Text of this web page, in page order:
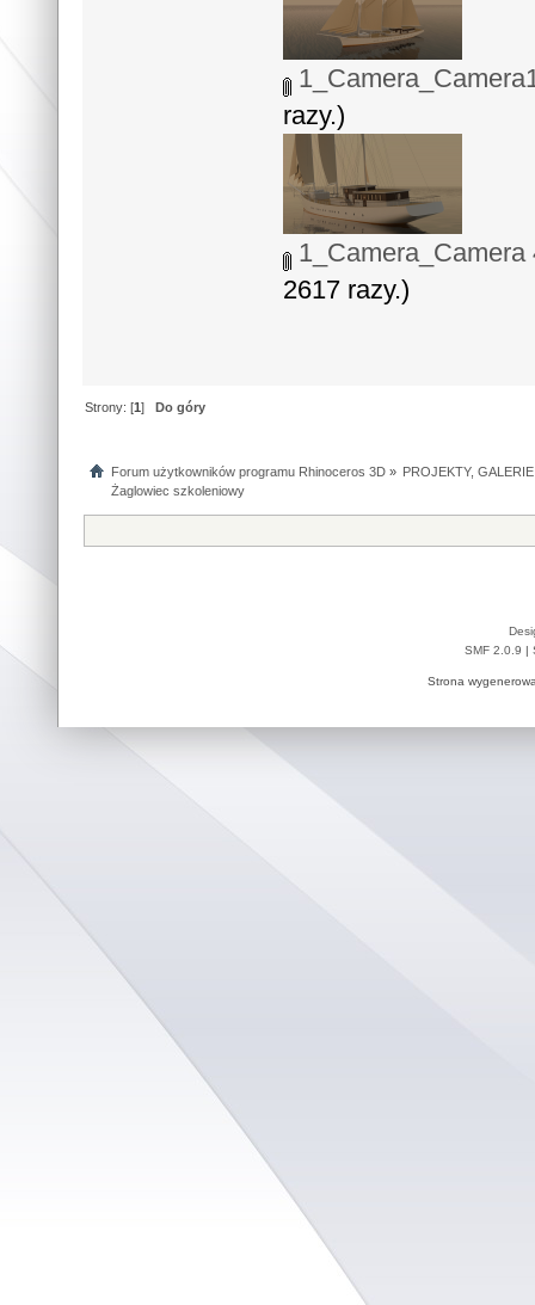
razy.)
1_Camera_Camera
2617 razy.)
Strony: [1]Do góry
Forum użytkowników programu Rhinoceros 3D» PROJEKTY,
Żaglowiec szkoleniowy
SMF 2.0.9
Strona